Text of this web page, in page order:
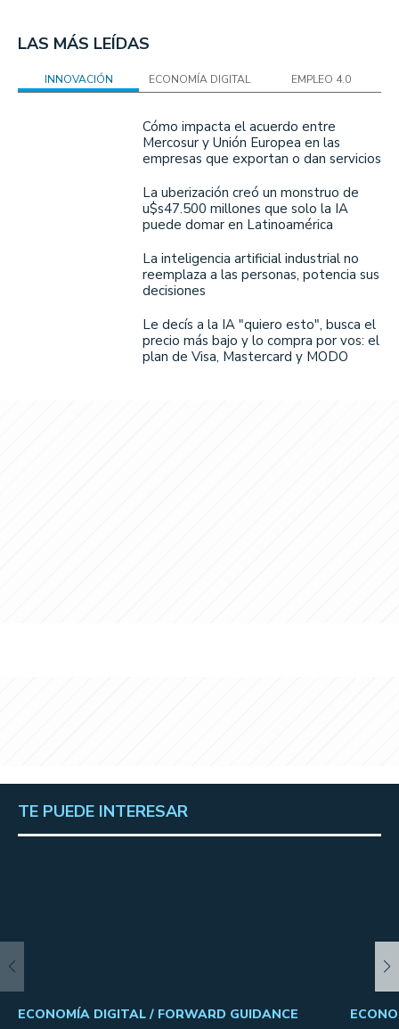
LAS MÁS LEÍDAS
INNOVACIÓN ECONOMÍA DIGITAL EMPLEO 4.0
Cómo impacta el acuerdo entre
Mercosur y Unión Europea en las
empresas que exportan o dan servicios
La uberización creó un monstruo de
u$s47.500 millones que solo la IA
puede domar en Latinoamérica
La inteligencia artificial industrial no
reemplaza a las personas, potencia sus
decisiones
Le decís a la IA "quiero esto", busca el
precio más bajo y lo compra por vos: el
plan de Visa, Mastercard y MODO
TE PUEDE INTERESAR
ECONOMÍA DIGITAL / FORWARD GUIDANCE